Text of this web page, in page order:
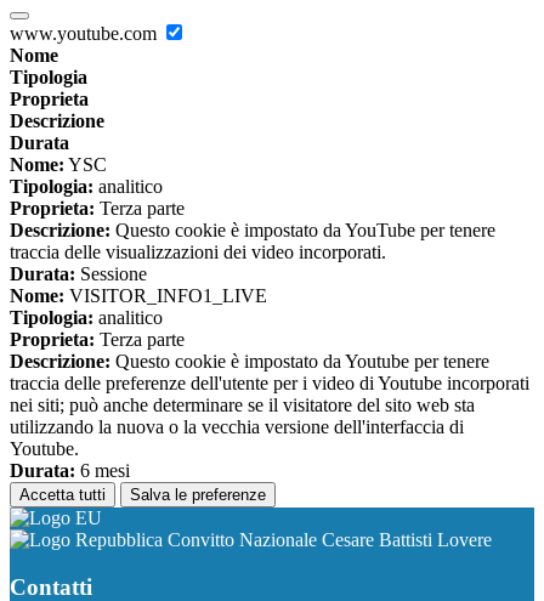
www.youtube.com
Nome
Tipologia
Proprieta
Descrizione
Durata
Nome: YSC
Tipologia: analitico
Proprieta: Terza parte
Descrizione: Questo cookie è impostato da YouTube per tenere
traccia delle visualizzazioni dei video incorporati.
Durata: Sessione
Nome: VISITOR_INFO1_LIVE
Tipologia: analitico
Proprieta: Terza parte
Descrizione: Questo cookie è impostato da Youtube per tenere
traccia delle preferenze dell'utente per i video di Youtube incorporati
nei siti; può anche determinare se il visitatore del sito web sta
utilizzando la nuova o la vecchia versione dell'interfaccia di
Youtube.
Durata: 6 mesi
Accetta tutti Salva le preferenze
Convitto Nazionale Cesare Battisti Lovere
Contatti